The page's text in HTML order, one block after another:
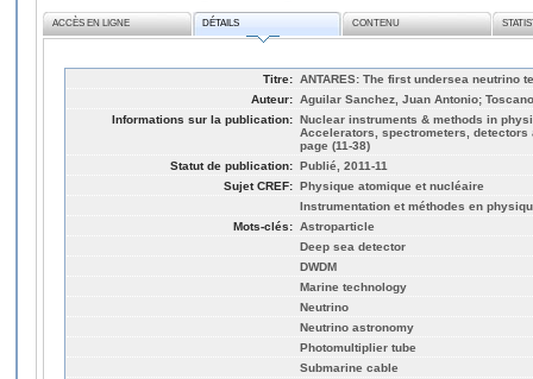
ACCÈS EN LIGNE DÉTAILS CONTENU
Titre: ANTARES: The first undersea neutrino
Auteur: Aguilar Sanchez, Juan Antonio;
Informations sur la publication: Nuclear instruments & methods in
Accelerators, spectrometers, detectors
page (11-38)
Statut de publication: Publié, 2011-11
Sujet CREF: Physique atomique et nucléaire
Instrumentation et méthodes en
Mots-clés: Astroparticle
Deep sea detector
DWDM
Marine technology
Neutrino
Neutrino astronomy
Photomultiplier tube
Submarine cable